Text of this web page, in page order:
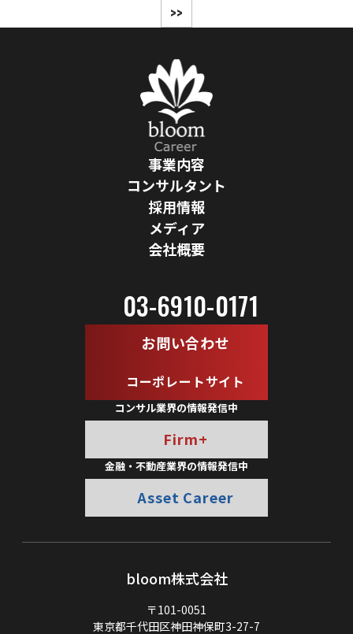
>>
事業内容
コンサルタント
採用情報
メディア
会社概要
bloom株式会社
〒101-0051
東京都千代田区神田神保町3-27-7
03-6910-0171
お問い合わせ
コーポレートサイト
コンサル業界の情報発信中
Firm+
金融・不動産業界の情報発信中
Asset Career